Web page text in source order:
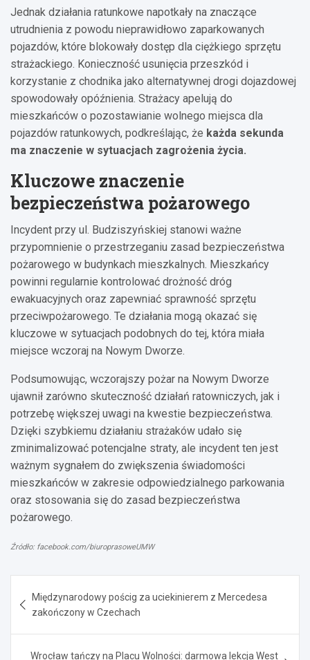
Jednak działania ratunkowe napotkały na znaczące
utrudnienia z powodu nieprawidłowo zaparkowanych
pojazdów, które blokowały dostęp dla ciężkiego sprzętu
strażackiego. Konieczność usunięcia przeszkód i
korzystanie z chodnika jako alternatywnej drogi dojazdowej
spowodowały opóźnienia. Strażacy apelują do
mieszkańców o pozostawianie wolnego miejsca dla
pojazdów ratunkowych, podkreślając, że każda sekunda
ma znaczenie w sytuacjach zagrożenia życia.
Kluczowe znaczenie
bezpieczeństwa pożarowego
Incydent przy ul. Budziszyńskiej stanowi ważne
przypomnienie o przestrzeganiu zasad bezpieczeństwa
pożarowego w budynkach mieszkalnych. Mieszkańcy
powinni regularnie kontrolować drożność dróg
ewakuacyjnych oraz zapewniać sprawność sprzętu
przeciwpożarowego. Te działania mogą okazać się
kluczowe w sytuacjach podobnych do tej, która miała
miejsce wczoraj na Nowym Dworze.
Podsumowując, wczorajszy pożar na Nowym Dworze
ujawnił zarówno skuteczność działań ratowniczych, jak i
potrzebę większej uwagi na kwestie bezpieczeństwa.
Dzięki szybkiemu działaniu strażaków udało się
zminimalizować potencjalne straty, ale incydent ten jest
ważnym sygnałem do zwiększenia świadomości
mieszkańców w zakresie odpowiedzialnego parkowania
oraz stosowania się do zasad bezpieczeństwa
pożarowego.
Źródło: facebook.com/biuroprasoweUMW
wpisu
Międzynarodowy pościg za uciekinierem z Mercedesa
zakończony w Czechach
Wrocław tańczy na Placu Wolności: darmowa lekcja West